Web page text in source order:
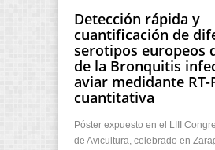
Detección rápida y
cuantificación de
serotipos europeos
de la Bronquitis
aviar medidante RT-
cuantitativa
Póster expuesto en el LIII
de Avicultura, celebrado en